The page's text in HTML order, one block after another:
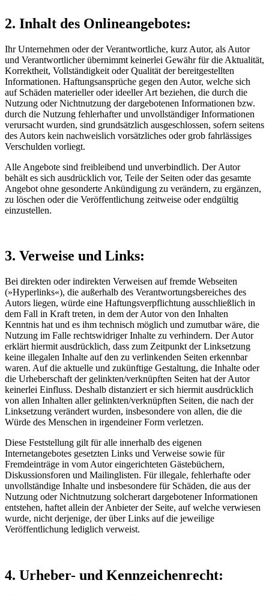
2. Inhalt des Onlineangebotes:
Ihr Unternehmen oder der Verantwortliche, kurz Autor, als Autor
und Verantwortlicher übernimmt keinerlei Gewähr für die Aktualität,
Korrektheit, Vollständigkeit oder Qualität der bereitgestellten
Informationen. Haftungsansprüche gegen den Autor, welche sich
auf Schäden materieller oder ideeller Art beziehen, die durch die
Nutzung oder Nichtnutzung der dargebotenen Informationen bzw.
durch die Nutzung fehlerhafter und unvollständiger Informationen
verursacht wurden, sind grundsätzlich ausgeschlossen, sofern seitens
des Autors kein nachweislich vorsätzliches oder grob fahrlässiges
Verschulden vorliegt.
Alle Angebote sind freibleibend und unverbindlich. Der Autor
behält es sich ausdrücklich vor, Teile der Seiten oder das gesamte
Angebot ohne gesonderte Ankündigung zu verändern, zu ergänzen,
zu löschen oder die Veröffentlichung zeitweise oder endgültig
einzustellen.
3. Verweise und Links:
Bei direkten oder indirekten Verweisen auf fremde Webseiten
(»Hyperlinks«), die außerhalb des Verantwortungsbereiches des
Autors liegen, würde eine Haftungsverpflichtung ausschließlich in
dem Fall in Kraft treten, in dem der Autor von den Inhalten
Kenntnis hat und es ihm technisch möglich und zumutbar wäre, die
Nutzung im Falle rechtswidriger Inhalte zu verhindern. Der Autor
erklärt hiermit ausdrücklich, dass zum Zeitpunkt der Linksetzung
keine illegalen Inhalte auf den zu verlinkenden Seiten erkennbar
waren. Auf die aktuelle und zukünftige Gestaltung, die Inhalte oder
die Urheberschaft der gelinkten/verknüpften Seiten hat der Autor
keinerlei Einfluss. Deshalb distanziert er sich hiermit ausdrücklich
von allen Inhalten aller gelinkten/verknüpften Seiten, die nach der
Linksetzung verändert wurden, insbesondere von allen, die die
Würde des Menschen in irgendeiner Form verletzen.
Diese Feststellung gilt für alle innerhalb des eigenen
Internetangebotes gesetzten Links und Verweise sowie für
Fremdeinträge in vom Autor eingerichteten Gästebüchern,
Diskussionsforen und Mailinglisten. Für illegale, fehlerhafte oder
unvollständige Inhalte und insbesondere für Schäden, die aus der
Nutzung oder Nichtnutzung solcherart dargebotener Informationen
entstehen, haftet allein der Anbieter der Seite, auf welche verwiesen
wurde, nicht derjenige, der über Links auf die jeweilige
Veröffentlichung lediglich verweist.
4. Urheber- und Kennzeichenrecht: